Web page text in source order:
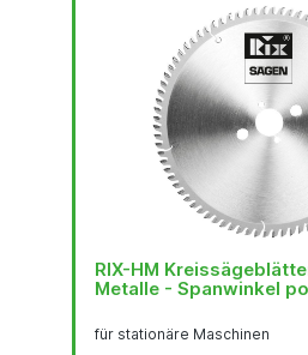
RIX-HM
Metalle - Spanwinkel
für stationäre Maschinen